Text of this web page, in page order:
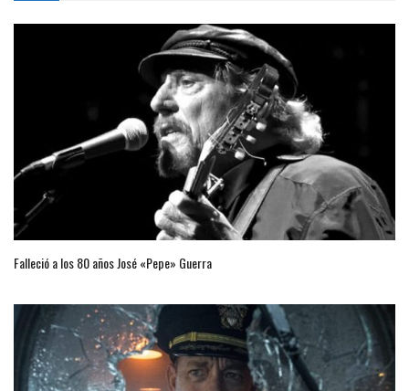
Falleció a los 80 años José «Pepe» Guerra